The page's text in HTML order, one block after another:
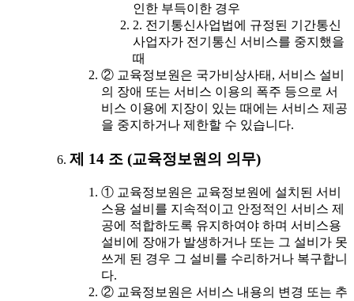
인한 부득이한 경우
2. 전기통신사업법에 규정된 기간통신
사업자가 전기통신 서비스를 중지했을
때
② 교육정보원은 국가비상사태, 서비스 설비
의 장애 또는 서비스 이용의 폭주 등으로 서
비스 이용에 지장이 있는 때에는 서비스 제공
을 중지하거나 제한할 수 있습니다.
제 14 조 (교육정보원의 의무)
① 교육정보원은 교육정보원에 설치된 서비
스용 설비를 지속적이고 안정적인 서비스 제
공에 적합하도록 유지하여야 하며 서비스용
설비에 장애가 발생하거나 또는 그 설비가 못
쓰게 된 경우 그 설비를 수리하거나 복구합니
다.
② 교육정보원은 서비스 내용의 변경 또는 추